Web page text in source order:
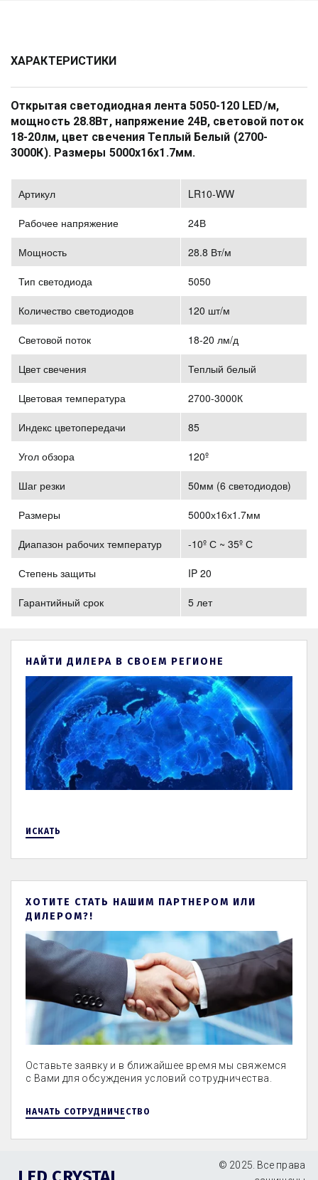
ХАРАКТЕРИСТИКИ
Открытая светодиодная лента 5050-120 LED/м,
мощность 28.8Вт, напряжение 24В, световой поток
18-20лм, цвет свечения Теплый Белый (2700-
3000К). Размеры 5000х16х1.7мм.
Артикул LR10-WW
Рабочее напряжение 24В
Мощность 28.8 Вт/м
Тип светодиода 5050
Количество светодиодов 120 шт/м
Световой поток 18-20 лм/д
Цвет свечения Теплый белый
Цветовая температура 2700-3000К
Индекс цветопередачи 85
Угол обзора 120º
Шаг резки 50мм (6 светодиодов)
Размеры 5000х16х1.7мм
Диапазон рабочих температур -10º С ~ 35º С
Степень защиты IP 20
Гарантийный срок 5 лет
НАЙТИ ДИЛЕРА В СВОЕМ РЕГИОНЕ
ИСКАТЬ
ХОТИТЕ СТАТЬ НАШИМ ПАРТНЕРОМ ИЛИ
ДИЛЕРОМ?!
Оставьте заявку и в ближайшее время мы свяжемся
с Вами для обсуждения условий сотрудничества.
НАЧАТЬ СОТРУДНИЧЕСТВО
© 2025. Все права